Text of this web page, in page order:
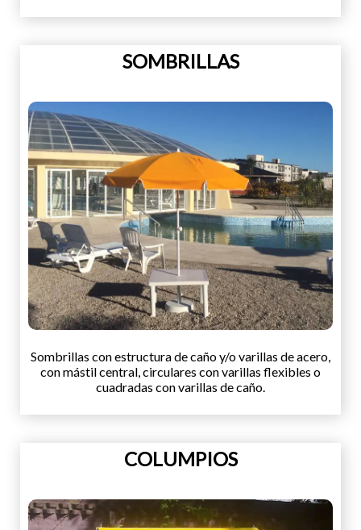
SOMBRILLAS
Sombrillas con estructura de caño y/o varillas de acero,
con mástil central, circulares con varillas flexibles o
cuadradas con varillas de caño.
COLUMPIOS